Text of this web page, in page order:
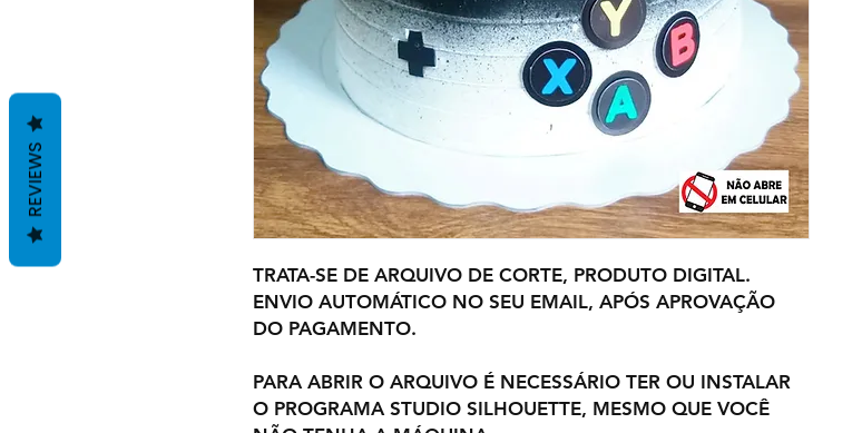
TRATA-SE DE ARQUIVO DE CORTE, PRODUTO DIGITAL.
ENVIO AUTOMÁTICO NO SEU EMAIL, APÓS APROVAÇÃO
DO PAGAMENTO.
PARA ABRIR O ARQUIVO É NECESSÁRIO TER OU INSTALAR
O PROGRAMA STUDIO SILHOUETTE, MESMO QUE VOCÊ
REVIEWS